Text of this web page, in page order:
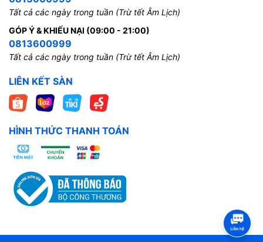
Tất cả các ngày trong tuần (Trừ tết Âm Lịch)
GÓP Ý & KHIẾU NẠI (09:00 - 21:00)
0813600999
Tất cả các ngày trong tuần (Trừ tết Âm Lịch)
LIÊN KẾT SÀN
HÌNH THỨC THANH TOÁN